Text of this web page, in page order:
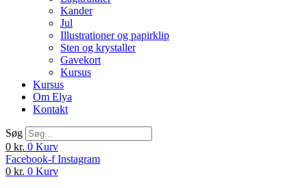
Kander
Jul
Illustrationer og papirklip
Sten og krystaller
Gavekort
Kursus
Kursus
Om Elya
Kontakt
Søg
0 kr. 0 Kurv
Facebook-f Instagram
0 kr. 0 Kurv